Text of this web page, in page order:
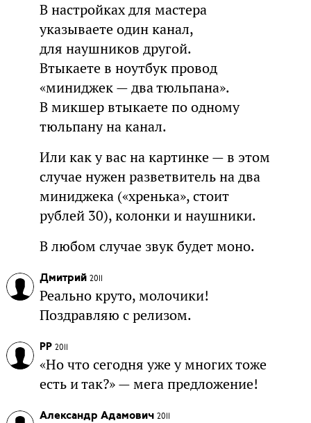
В настройках для мастера
указываете один канал,
для наушников другой.
Втыкаете в ноутбук провод
«миниджек — два тюльпана».
В микшер втыкаете по одному
тюльпану на канал.
Или как у вас на картинке — в этом
случае нужен разветвитель на два
миниджека («хренька», стоит
рублей 30), колонки и наушники.
В любом случае звук будет моно.
Дмитрий 2011
Реально круто, молочики!
Поздравляю с релизом.
PP 2011
«Но что сегодня уже у многих тоже
есть и так?» — мега предложение!
Александр Адамович 2011